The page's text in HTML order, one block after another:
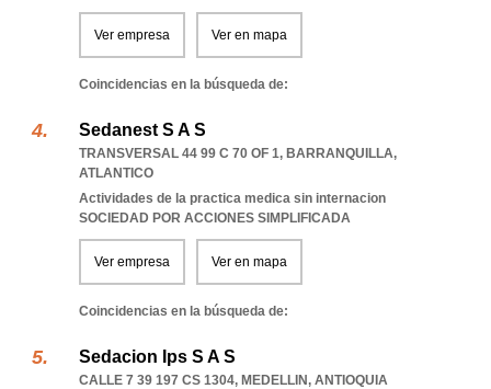
Ver empresa Ver en mapa
Coincidencias en la búsqueda de:
Sedanest S A S
TRANSVERSAL 44 99 C 70 OF 1, BARRANQUILLA,
ATLANTICO
Actividades de la practica medica sin internacion
SOCIEDAD POR ACCIONES SIMPLIFICADA
Ver empresa Ver en mapa
Coincidencias en la búsqueda de:
Sedacion Ips S A S
CALLE 7 39 197 CS 1304, MEDELLIN, ANTIOQUIA